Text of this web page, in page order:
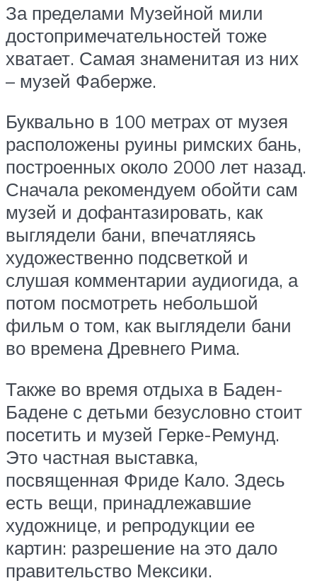
За пределами Музейной мили
достопримечательностей тоже
хватает. Самая знаменитая из них
– музей Фаберже.
Буквально в 100 метрах от музея
расположены руины римских бань,
построенных около 2000 лет назад.
Сначала рекомендуем обойти сам
музей и дофантазировать, как
выглядели бани, впечатляясь
художественно подсветкой и
слушая комментарии аудиогида, а
потом посмотреть небольшой
фильм о том, как выглядели бани
во времена Древнего Рима.
Также во время отдыха в Баден-
Бадене с детьми безусловно стоит
посетить и музей Герке-Ремунд.
Это частная выставка,
посвященная Фриде Кало. Здесь
есть вещи, принадлежавшие
художнице, и репродукции ее
картин: разрешение на это дало
правительство Мексики.